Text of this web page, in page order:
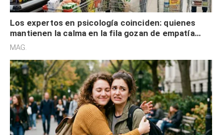
Los expertos en psicología coinciden: quienes
mantienen la calma en la fila gozan de empatía
cognitiva, gratitud y no solo tienen autocontrol
MAG.